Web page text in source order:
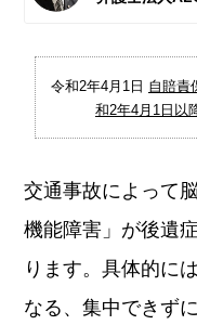
令和2年4月1日 自賠責
和2年4月1日以
交通事故によって
機能障害」が後遺
ります。具体的に
なる、集中できず